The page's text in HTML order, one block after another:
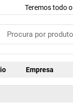
Teremos todo
Empresa